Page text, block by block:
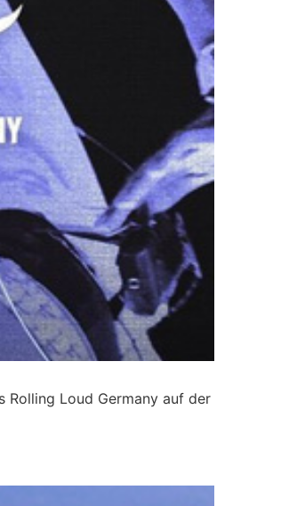
Rolling Loud Germany auf der